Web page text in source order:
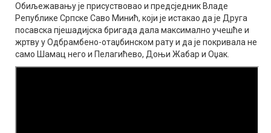
Обиљежавању је присуствовао и предсједник Владе
Републике Српске Саво Минић, који је истакао да је Друга
посавска пјешадијска бригада дала максимално учешће и
жртву у Одбрамбено-отаџбинском рату и да је покривала не
само Шамац него и Пелагићево, Доњи Жабар и Оџак.